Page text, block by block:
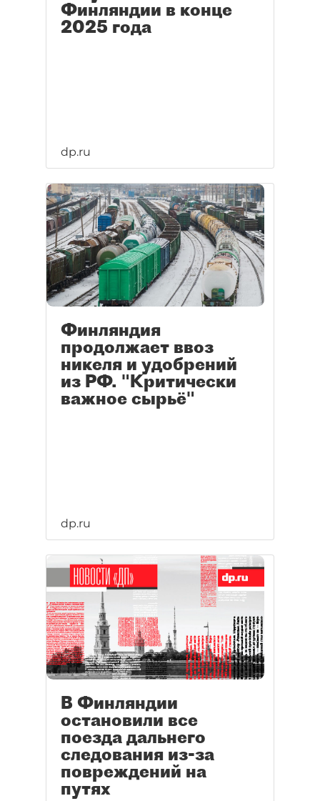
Финляндии в конце
2025 года
dp.ru
Финляндия
продолжает ввоз
никеля и удобрений
из РФ. "Критически
важное сырьё"
dp.ru
В Финляндии
остановили все
поезда дальнего
следования из-за
повреждений на
путях